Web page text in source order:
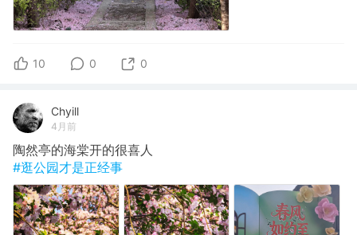
10 0 0
Chyill
4月前
陶然亭的海棠开的很喜人
#逛公园才是正经事